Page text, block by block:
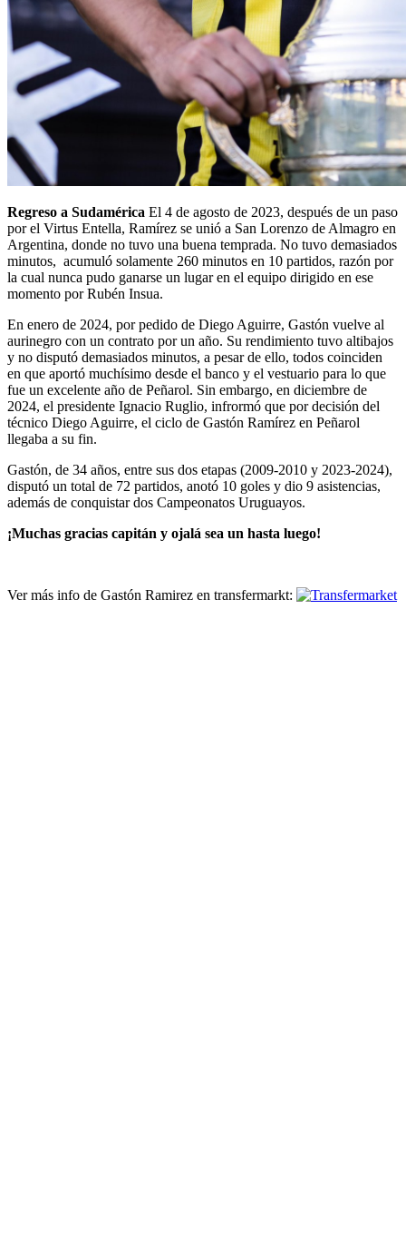
Regreso a Sudamérica El 4 de agosto de 2023, después de un paso
por el Virtus Entella, Ramírez se unió a San Lorenzo de Almagro en
Argentina, donde no tuvo una buena temprada. No tuvo demasiados
minutos, acumuló solamente 260 minutos en 10 partidos, razón por
la cual nunca pudo ganarse un lugar en el equipo dirigido en ese
momento por Rubén Insua.
En enero de 2024, por pedido de Diego Aguirre, Gastón vuelve al
aurinegro con un contrato por un año. Su rendimiento tuvo altibajos
y no disputó demasiados minutos, a pesar de ello, todos coinciden
en que aportó muchísimo desde el banco y el vestuario para lo que
fue un excelente año de Peñarol. Sin embargo, en diciembre de
2024, el presidente Ignacio Ruglio, infrormó que por decisión del
técnico Diego Aguirre, el ciclo de Gastón Ramírez en Peñarol
llegaba a su fin.
Gastón, de 34 años, entre sus dos etapas (2009-2010 y 2023-2024),
disputó un total de 72 partidos, anotó 10 goles y dio 9 asistencias,
además de conquistar dos Campeonatos Uruguayos.
¡Muchas gracias capitán y ojalá sea un hasta luego!
Ver más info de Gastón Ramirez en transfermarkt: